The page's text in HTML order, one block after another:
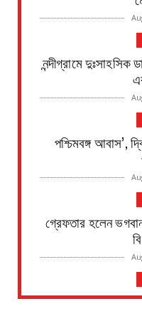
নন্দীগ্রামে
পশ্চিমবঙ্গ আবাস’,
গ্রেফতার হলেন
প্রধানমন্ত্রী আবাস